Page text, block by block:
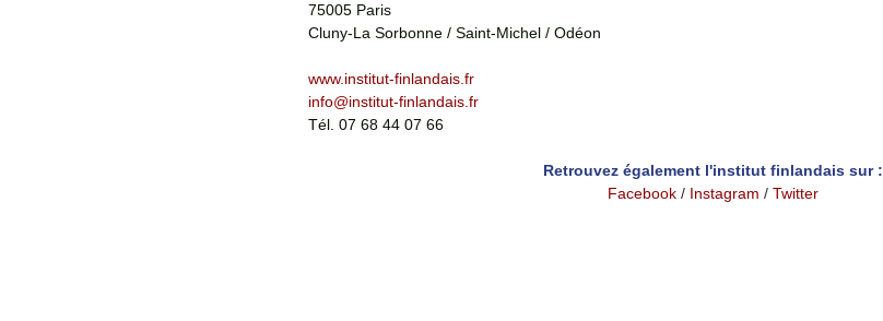
75005 Paris
Cluny-La Sorbonne / Saint-Michel / Odéon
www.institut-finlandais.fr
info@institut-finlandais.fr
Tél. 07 68 44 07 66
Retrouvez également l'institut finlandais sur :
Facebook / Instagram / Twitter